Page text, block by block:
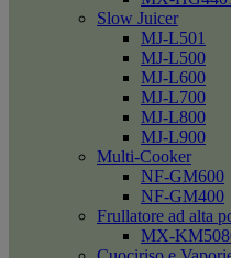
Slow Juicer
MJ-L501
MJ-L500
MJ-L600
MJ-L700
MJ-L800
MJ-L900
Multi-Cooker
NF-GM600
NF-GM400
Frullatore ad alta
MX-